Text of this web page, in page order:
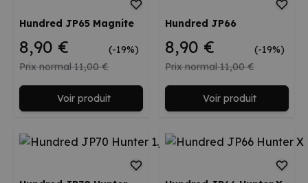
Hundred JP65 Magnite
8,90 €
Prix normal 11,00 €
(-19%)
Voir produit
Hundred JP66
8,90 €
Prix normal 11,00 €
(-19%)
Voir produit